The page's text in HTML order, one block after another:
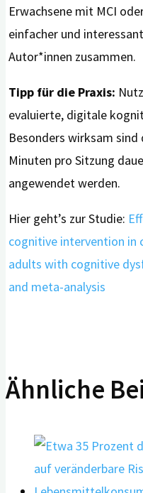
Erwachsene mit MCI
einfacher und
Autor*innen zusammen.
Tipp für die Praxis:
evaluierte, digitale
Besonders wirksam
Minuten pro Sitzung
angewendet werden.
Hier geht’s zur Studie:
cognitive intervention
adults with cognitive
and meta-analysis
Ähnliche